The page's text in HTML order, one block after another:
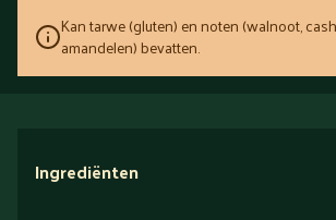
Kan tarwe (gluten) en noten (walnoot,
amandelen) bevatten.
Ingrediënten